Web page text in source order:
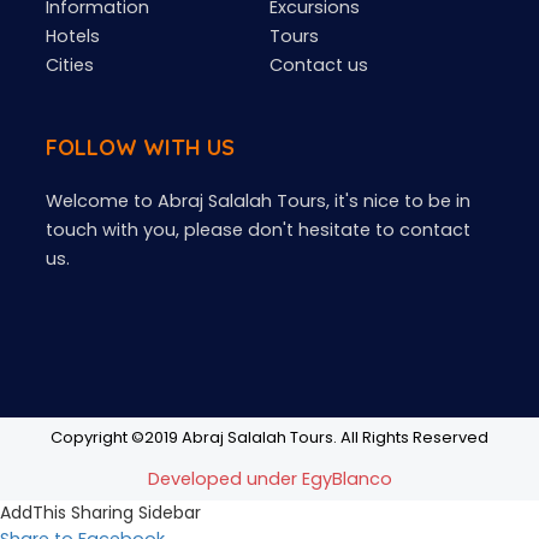
Information
Excursions
Hotels
Tours
Cities
Contact us
FOLLOW WITH US
Welcome to Abraj Salalah Tours, it's nice to be in
touch with you, please don't hesitate to contact
us.
Copyright ©2019 Abraj Salalah Tours. All Rights Reserved
Developed under EgyBlanco
AddThis Sharing Sidebar